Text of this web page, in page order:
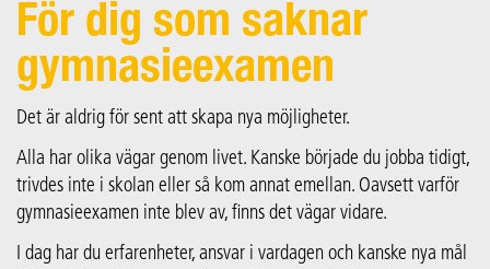
För dig som saknar
gymnasieexamen
Det är aldrig för sent att skapa nya möjligheter.
Alla har olika vägar genom livet. Kanske började du jobba tidigt,
trivdes inte i skolan eller så kom annat emellan. Oavsett varför
gymnasieexamen inte blev av, finns det vägar vidare.
I dag har du erfarenheter, ansvar i vardagen och kanske nya mål